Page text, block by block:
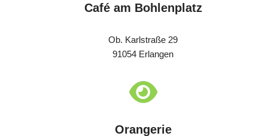
Café am Bohlenplatz
Ob. Karlstraße 29
91054 Erlangen
Orangerie